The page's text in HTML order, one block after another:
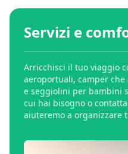
Servizi e
Arricchisci il tuo viaggio
aeroportuali, camper
e seggiolini per bambini
cui hai bisogno o
aiuteremo a organizzare